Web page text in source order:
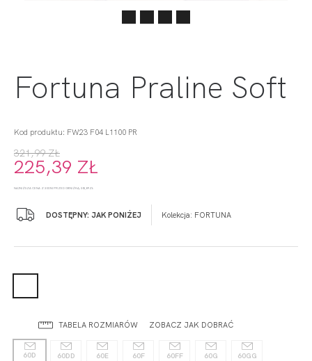
Fortuna Praline Soft
Kod produktu: FW23 F04 L1100 PR
321,99 ZŁ
225,39 ZŁ
NAJNIŻSZA CENA Z 30 DNI PRZED OBNIŻKĄ: 305,89 ZŁ
DOSTĘPNY: JAK PONIŻEJ Kolekcja: FORTUNA
TABELA ROZMIARÓW ZOBACZ JAK DOBRAĆ
60D 60DD 60E 60F 60FF 60G 60GG